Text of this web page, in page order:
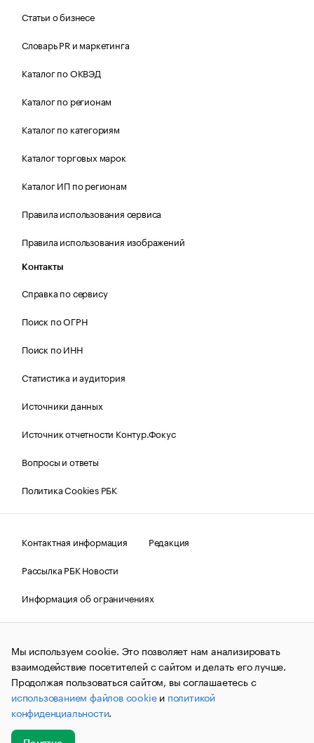
Статьи о бизнесе
Словарь PR и маркетинга
Каталог по ОКВЭД
Каталог по регионам
Каталог по категориям
Каталог торговых марок
Каталог ИП по регионам
Правила использования сервиса
Правила использования изображений
Контакты
Справка по сервису
Поиск по ОГРН
Поиск по ИНН
Статистика и аудитория
Источники данных
Источник отчетности Контур.Фокус
Вопросы и ответы
Политика Cookies РБК
Контактная информация
Редакция
Рассылка РБК Новости
Информация об ограничениях
Правовая информация
О соблюдении авторских прав
© АО «РОСБИЗНЕСКОНСАЛТИНГ»,1995–2026.Сообщения
и материалы информационного агентства «РБК»
(зарегистрировано Федеральной службой по надзору в сфере
связи, информационных технологий и массовых
коммуникаций (Роскомнадзор) 09.12.2015 за номером ИА
№ФС77-63848) сопровождаются пометкой «РБК». Отдельные
публикации могут содержать информацию,
не предназначенную для пользователей
Мы используем cookie. Это позволяет нам анализировать
взаимодействие посетителей с сайтом и делать его лучше.
Продолжая пользоваться сайтом, вы соглашаетесь с
использованием файлов cookieи политикой
конфиденциальности.